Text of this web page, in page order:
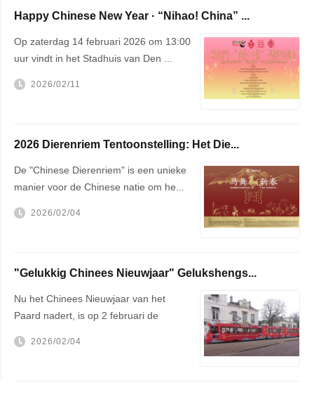
Happy Chinese New Year · “Nihao! China” ...
Op zaterdag 14 februari 2026 om 13:00
uur vindt in het Stadhuis van Den ...
2026/02/11
2026 Dierenriem Tentoonstelling: Het Die...
De "Chinese Dierenriem" is een unieke
manier voor de Chinese natie om he...
2026/02/04
"Gelukkig Chinees Nieuwjaar" Gelukshengs...
Nu het Chinees Nieuwjaar van het
Paard nadert, is op 2 februari de
2026/02/04